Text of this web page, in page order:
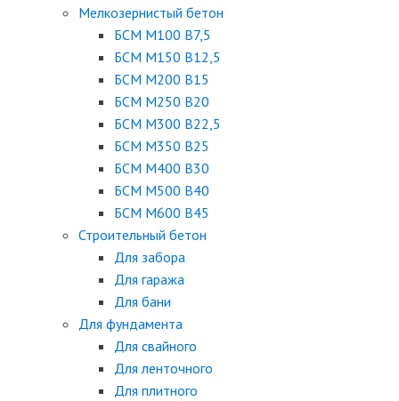
Мелкозернистый бетон
БСМ М100 B7,5
БСМ М150 B12,5
БСМ М200 B15
БСМ М250 B20
БСМ М300 B22,5
БСМ М350 B25
БСМ М400 B30
БСМ М500 B40
БСМ М600 B45
Строительный бетон
Для забора
Для гаража
Для бани
Для фундамента
Для свайного
Для ленточного
Для плитного